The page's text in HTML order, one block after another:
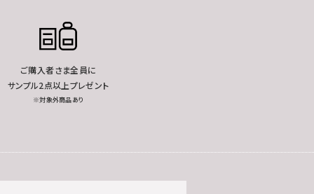
ご購入者さま全員に
サンプル2点以上プレゼント
※対象外商品あり